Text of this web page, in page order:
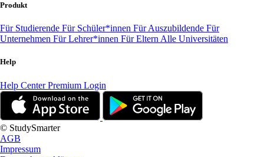
Produkt
Für Studierende Für Schüler*innen Für Auszubildende Für
Unternehmen Für Lehrer*innen Für Eltern Alle Universitäten
Help
Help CenterPremium Login
© StudySmarter
AGB
Impressum